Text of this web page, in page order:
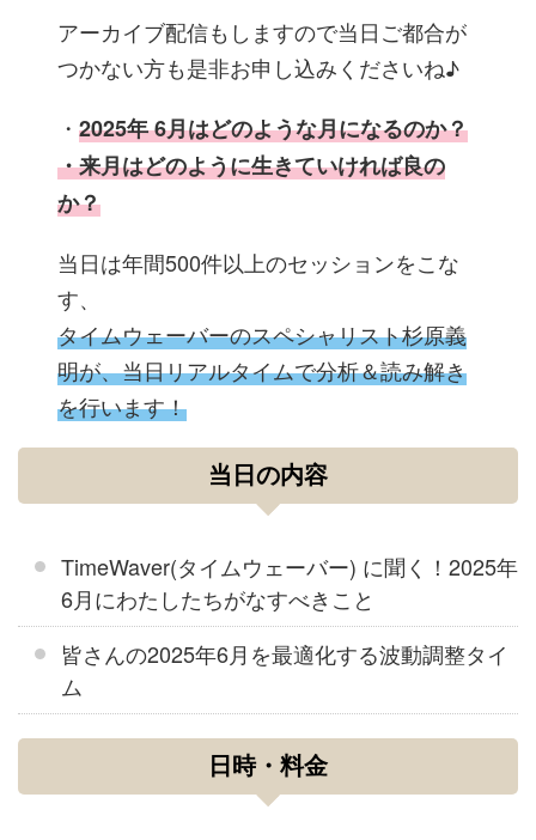
アーカイブ配信もしますので当日ご都合が
つかない方も是非お申し込みくださいね♪
・2025年 6月はどのような月になるのか？
・来月はどのように生きていければ良の
か？
当日は年間500件以上のセッションをこな
す、
タイムウェーバーのスペシャリスト杉原義
明が、当日リアルタイムで分析＆読み解き
を行います！
当日の内容
TimeWaver(タイムウェーバー) に聞く！2025年
6月にわたしたちがなすべきこと
皆さんの2025年6月を最適化する波動調整タイ
ム
日時・料金